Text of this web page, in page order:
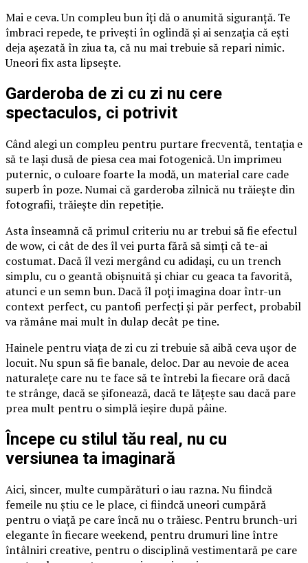
Mai e ceva. Un compleu bun îți dă o anumită siguranță. Te
îmbraci repede, te privești în oglindă și ai senzația că ești
deja așezată în ziua ta, că nu mai trebuie să repari nimic.
Uneori fix asta lipsește.
Garderoba de zi cu zi nu cere
spectaculos, ci potrivit
Când alegi un compleu pentru purtare frecventă, tentația e
să te lași dusă de piesa cea mai fotogenică. Un imprimeu
puternic, o culoare foarte la modă, un material care cade
superb în poze. Numai că garderoba zilnică nu trăiește din
fotografii, trăiește din repetiție.
Asta înseamnă că primul criteriu nu ar trebui să fie efectul
de wow, ci cât de des îl vei purta fără să simți că te-ai
costumat. Dacă îl vezi mergând cu adidași, cu un trench
simplu, cu o geantă obișnuită și chiar cu geaca ta favorită,
atunci e un semn bun. Dacă îl poți imagina doar într-un
context perfect, cu pantofi perfecți și păr perfect, probabil
va rămâne mai mult în dulap decât pe tine.
Hainele pentru viața de zi cu zi trebuie să aibă ceva ușor de
locuit. Nu spun să fie banale, deloc. Dar au nevoie de acea
naturalețe care nu te face să te întrebi la fiecare oră dacă
te strânge, dacă se șifonează, dacă te lățește sau dacă pare
prea mult pentru o simplă ieșire după pâine.
Începe cu stilul tău real, nu cu
versiunea ta imaginară
Aici, sincer, multe cumpărături o iau razna. Nu fiindcă
femeile nu știu ce le place, ci fiindcă uneori cumpără
pentru o viață pe care încă nu o trăiesc. Pentru brunch-uri
elegante în fiecare weekend, pentru drumuri line între
întâlniri creative, pentru o disciplină vestimentară pe care